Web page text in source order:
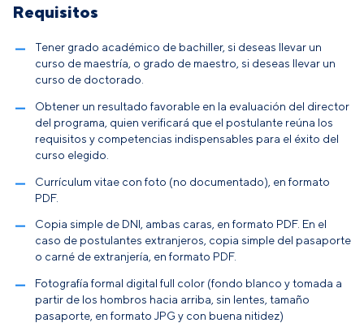
Requisitos
Tener grado académico de bachiller, si deseas llevar un
curso de maestría, o grado de maestro, si deseas llevar un
curso de doctorado.
Obtener un resultado favorable en la evaluación del director
del programa, quien verificará que el postulante reúna los
requisitos y competencias indispensables para el éxito del
curso elegido.
Currículum vitae con foto (no documentado), en formato
PDF.
Copia simple de DNI, ambas caras, en formato PDF. En el
caso de postulantes extranjeros, copia simple del pasaporte
o carné de extranjería, en formato PDF.
Fotografía formal digital full color (fondo blanco y tomada a
partir de los hombros hacia arriba, sin lentes, tamaño
pasaporte, en formato JPG y con buena nitidez)